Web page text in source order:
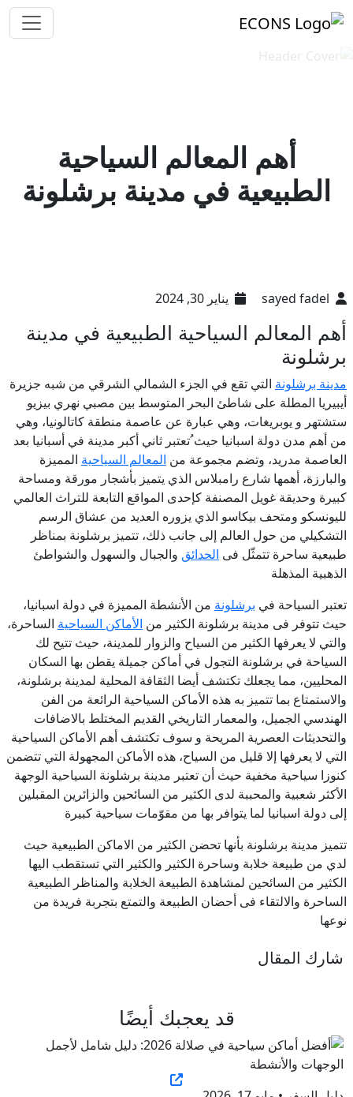
أهم المعالم السياحية
الطبيعية في مدينة برشلونة
يناير 30, 2024
أهم المعالم السياحية الطبيعية في مدينة
برشلونة
مدينة برشلونة التي تقع في الجزء الشمالي الشرقي من شبه جزيرة
أيبيريا المطلة على شاطئ البحر المتوسط بين مصبي نهري بيزيو
ستشتهر و يوبريغات، وهي عبارة عن عاصمة منطقة كاتالونيا، وهي
من أهم مدن دولة اسبانيا حيث ُتعتبر ثاني أكبر مدينة في أسبانيا بعد
العاصمة مدريد، وتضم مجموعة من المعالم السياحية المميزة
والبارزة، أهمها شارع رامبلاس الذي يتميز بأشجار مورقة ومساحة
كبيرة وحديقة غويل المصنفة كإحدى المواقع التابعة للتراث العالمي
لليونسكو ومتحف بيكاسو الذي يزوره العديد من عشاق الرسم
التشكيلي من حول العالم إلى جانب ذلك، تتميز برشلونة بمناظر
طبيعية ساحرة تتمثّل فى الحدائق والجبال والسهول والشواطئ
الذهبية المذهلة
تعتبر السياحة في برشلونة من الأنشطة المميزة في دولة اسبانيا،
حيث تتوفر فى مدينة برشلونة الكثير من الأماكن السياحية الساحرة،
والتي لا يعرفها الكثير من السياح والزوار للمدينة، حيث تتيح لك
السياحة في برشلونة التجول في أماكن جميلة يقطن بها السكان
المحليين، مما يجعلك تكتشف أيضا الثقافة المحلية لمدينة برشلونة،
والاستمتاع بما تتميز به هذه الأماكن السياحية الرائعة من الفن
الهندسي الجميل، والمعمار التاريخي القديم المختلط بالاضافات
والتحديثات العصرية المريحة و سوف تكتشف أهم الأماكن السياحية
التي لا يعرفها إلا قليل من السياح، هذه الأماكن المجهولة التي تتضمن
كنوزا سياحية مخفية حيث أن تعتبر مدينة برشلونة السياحية الوجهة
الأكثر شعبية والمحببة لدى الكثير من السائحين والزائرين المقبلين
إلى دولة اسبانيا لما يتوافر بها من مقوّمات سياحية كبيرة
تتميز مدينة برشلونة بأنها تحضن الكثير من الاماكن الطبيعية حيث
لدي من طبيعة خلابة وساحرة الكثير والكثير التي تستقطب اليها
الكثير من السائحين لمشاهدة الطبيعة الخلابة والمناظر الطبيعية
الساحرة والالتقاء فى أحضان الطبيعة والتمتع بتجربة فريدة من
نوعها
شارك المقال
قد يعجبك أيضًا